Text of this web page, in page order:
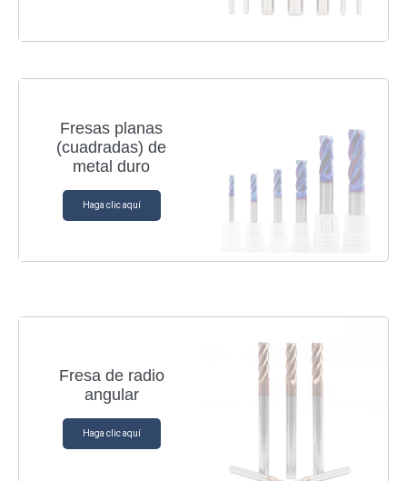
Fresas planas
(cuadradas) de
metal duro
Haga clic aquí
Fresa de radio
angular
Haga clic aquí